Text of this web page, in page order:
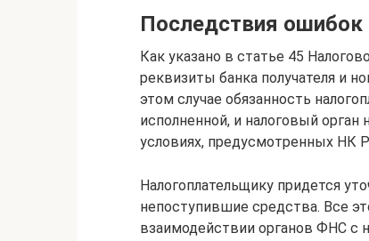
Последствия ошибок
Как указано в статье 45
реквизиты банка получателя и
этом случае обязанность
исполненной, и налоговый орган
условиях, предусмотренных НК
Налогоплательщику придется
непоступившие средства. Все
взаимодействии органов ФНС с